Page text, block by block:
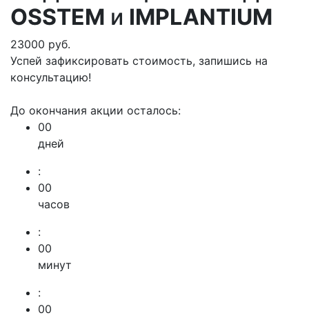
OSSTEM и IMPLANTIUM
23000 руб.
Успей зафиксировать стоимость, запишись на
консультацию!
До окончания акции осталось:
00
дней
:
00
часов
:
00
минут
:
00